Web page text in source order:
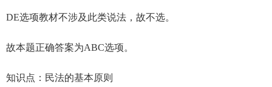
DE选项教材不涉及此类说法，故不选。
故本题正确答案为ABC选项。
知识点：民法的基本原则